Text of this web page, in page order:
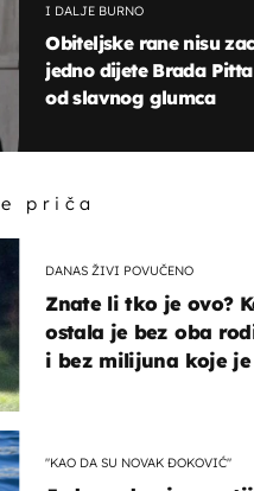
I DALJE BURNO
Obiteljske rane nisu
jedno dijete Brada
od slavnog glumca
priča
DANAS ŽIVI POVUČENO
Znate li tko je ovo?
ostala je bez oba
i bez milijuna koje
"KAO DA SU NOVAK ĐOKOVIĆ"